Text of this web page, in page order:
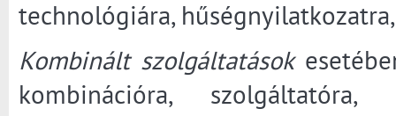
technológiára,
Kombinált szolgáltatások
kombinációra,